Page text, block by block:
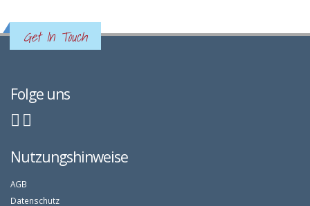
Get In Touch
Folge uns
Nutzungshinweise
AGB
Datenschutz